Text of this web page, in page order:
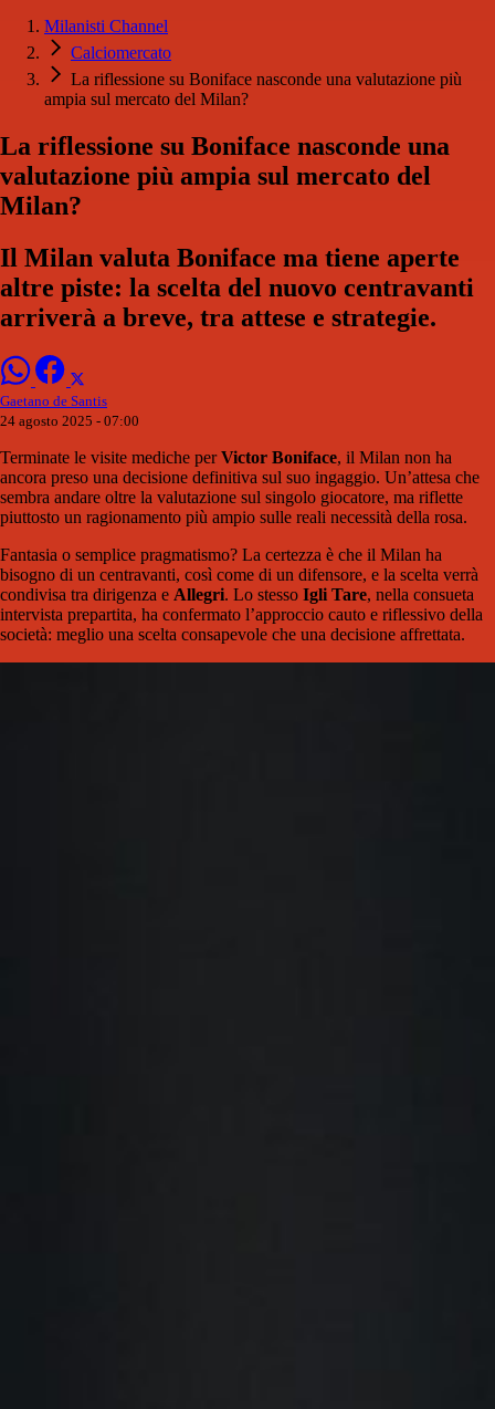
Milanisti Channel
Calciomercato
La riflessione su Boniface nasconde una valutazione più
ampia sul mercato del Milan?
La riflessione su Boniface nasconde una
valutazione più ampia sul mercato del
Milan?
Il Milan valuta Boniface ma tiene aperte
altre piste: la scelta del nuovo centravanti
arriverà a breve, tra attese e strategie.
Gaetano de Santis
24 agosto 2025 - 07:00
Terminate le visite mediche perVictor Boniface, il Milan non ha
ancora preso una decisione definitiva sul suo ingaggio. Un’attesa che
sembra andare oltre la valutazione sul singolo giocatore, ma riflette
piuttosto un ragionamento più ampio sulle reali necessità della rosa.
Fantasia o semplice pragmatismo? La certezza è che il Milan ha
bisogno di un centravanti, così come di un difensore, e la scelta verrà
condivisa tra dirigenza e Allegri. Lo stesso Igli Tare, nella consueta
intervista prepartita, ha confermato l’approccio cauto e riflessivo della
società: meglio una scelta consapevole che una decisione affrettata.